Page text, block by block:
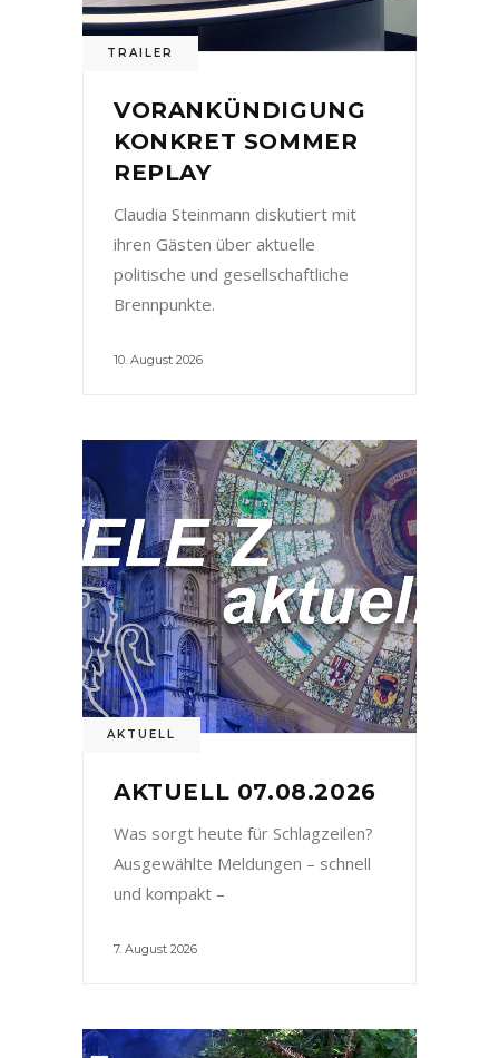
TRAILER
VORANKÜNDIGUNG
KONKRET SOMMER
REPLAY
Claudia Steinmann diskutiert mit
ihren Gästen über aktuelle
politische und gesellschaftliche
Brennpunkte.
10. August 2026
AKTUELL
AKTUELL 07.08.2026
Was sorgt heute für Schlagzeilen?
Ausgewählte Meldungen – schnell
und kompakt –
7. August 2026